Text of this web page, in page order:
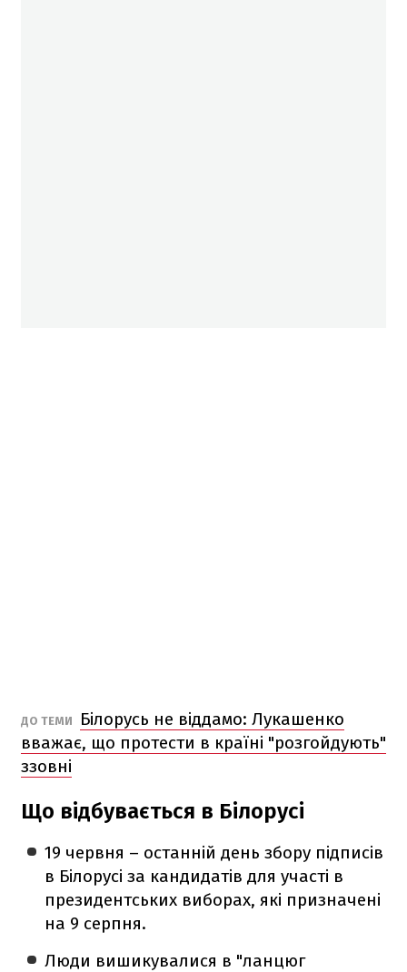
ДО ТЕМИ
Білорусь не віддамо: Лукашенко
вважає, що протести в країні "розгойдують"
ззовні
Що відбувається в Білорусі
19 червня – останній день збору підписів
в Білорусі за кандидатів для участі в
президентських виборах, які призначені
на 9 серпня.
Люди вишикувалися в "ланцюг